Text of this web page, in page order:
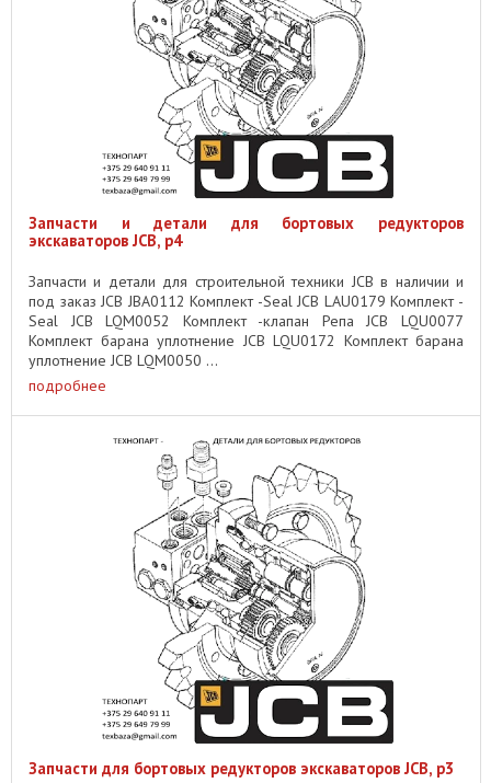
Запчасти и детали для бортовых редукторов
экскаваторов JCB, p4
Запчасти и детали для строительной техники JCB в наличии и
под заказ JCB JBA0112 Комплект -Seal JCB LAU0179 Комплект -
Seal JCB LQM0052 Комплект -клапан Репа JCB LQU0077
Комплект барана уплотнение JCB LQU0172 Комплект барана
уплотнение JCB LQM0050 ...
подробнее
Запчасти для бортовых редукторов экскаваторов JCB, p3